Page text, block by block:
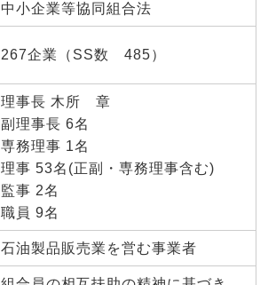
中小企業等協同組合法
267企業（SS数 485）
理事長 木所 章
副理事長 6名
専務理事 1名
理事 53名(正副・専務理事含む)
監事 2名
職員 9名
石油製品販売業を営む事業者